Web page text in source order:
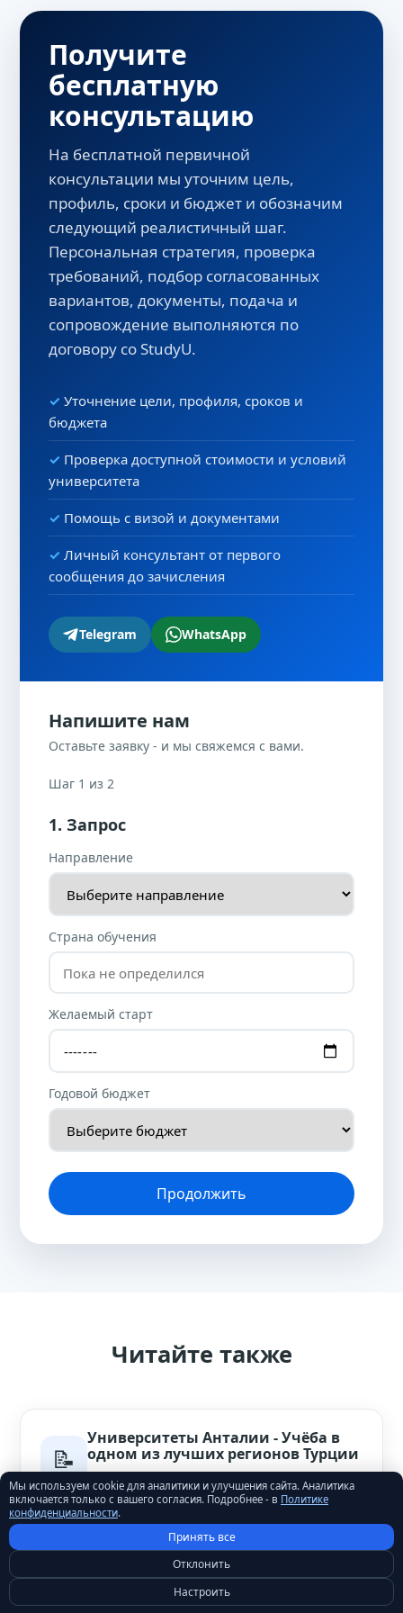
Получите
бесплатную
консультацию
На бесплатной первичной
консультации мы уточним цель,
профиль, сроки и бюджет и обозначим
следующий реалистичный шаг.
Персональная стратегия, проверка
требований, подбор согласованных
вариантов, документы, подача и
сопровождение выполняются по
договору со StudyU.
Уточнение цели, профиля, сроков и
бюджета
Проверка доступной стоимости и условий
университета
Помощь с визой и документами
Личный консультант от первого
сообщения до зачисления
Telegram WhatsApp
Напишите нам
Оставьте заявку - и мы свяжемся с вами.
Шаг 1 из 2
1. Запрос
Направление
Страна обучения
Желаемый старт
Годовой бюджет
Продолжить
Читайте также
📝
Университеты Анталии - Учёба в
одном из лучших регионов Турции
Статья блога
📝
Что такое Денклик в Турции и как
его получить?
Мы используем cookie для аналитики и улучшения сайта. Аналитика
включается только с вашего согласия. Подробнее - в Политике
конфиденциальности.
Принять все
Отклонить
Настроить